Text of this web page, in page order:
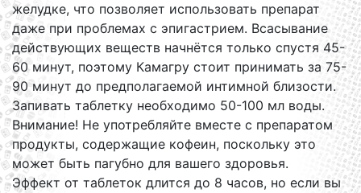
желудке, что позволяет использовать препарат
даже при проблемах с эпигастрием. Всасывание
действующих веществ начнётся только спустя 45-
60 минут, поэтому Камагру стоит принимать за 75-
90 минут до предполагаемой интимной близости.
Запивать таблетку необходимо 50-100 мл воды.
Внимание! Не употребляйте вместе с препаратом
продукты, содержащие кофеин, поскольку это
может быть пагубно для вашего здоровья.
Эффект от таблеток длится до 8 часов, но если вы